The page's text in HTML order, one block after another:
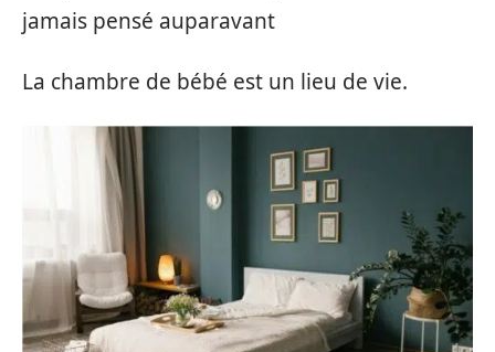
jamais pensé auparavant
La chambre de bébé est un lieu de vie.